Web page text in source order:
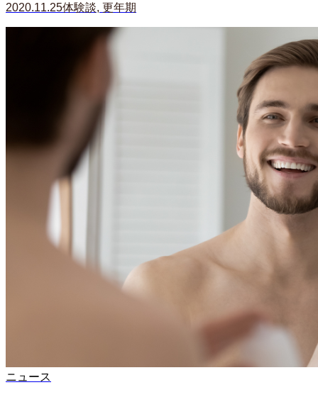
2020.11.25体験談, 更年期
ニュース